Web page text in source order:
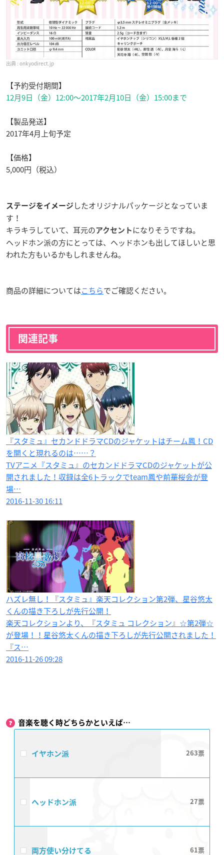
onkyodirect.jp
【予約受付期間】
12月9日（金）12:00〜2017年2月10日（金）15:00まで
【製品発送】
2017年4月上旬予定
【価格】
5,000円（税込）
ステージをイメージ したオリジナルパッケージとなっていま
す！
キラキラしていて、耳元のアクセント になりそうですね。
ヘッドホン派の方にとっては、ヘッドホンも出してほしいと思
われた方もいるかもしれませんね。
商品の詳細についてはこちらでご確認ください。
関連記事
『スタミュ』セカンドドラマCDのジャケットはチーム鳳！CD
を開くと現れるのは……？
TVアニメ『スタミュ』のセカンドドラマCDのジャケットが公
開されました！収録は全6トラックでteam鳳や前華桜会が登
場…
2016-11-30 16:11
ハズレ無し！『スタミュ』楽天コレクション第2弾、星谷悠太
くんの描き下ろしが先行公開！
楽天コレクションより、『スタミュ コレクション』☆第2弾☆
が登場！！星谷悠太くんの描き下ろしが先行公開されました！
『ス…
2016-11-26 09:28
音楽を聴く時どちらかといえば…
イヤホン派 263
ヘッドホン派 27
両方使い分けてる 61